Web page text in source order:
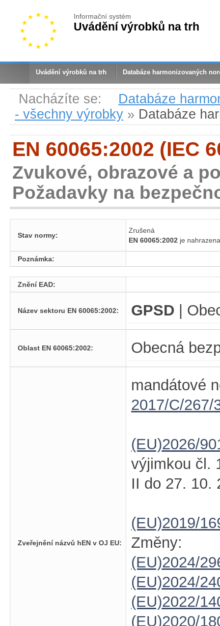
Informační systém
Uvádění výrobků na trh
Uvádění výrobků na trh Databáze harmonizovaných
Nacházíte se:
Databáze
- všechny výrobky » Databáze
EN 60065:2002 (IEC
Zvukové, obrazové a
Požadavky na
Stav normy:
Zrušená
EN 60065:2002 je
Poznámka:
Znění EAD:
Název sektoru EN 60065:2002: GPSD |
Oblast EN 60065:2002: Obecná
Zveřejnění názvů hEN v OJ EU:
mandátové
2017/C/267/
(EU)2026/
výjimkou čl.
II do 27. 10.
(EU)2019/
Změny:
(EU)2024/
(EU)2024/
(EU)2022/
(EU)2020/